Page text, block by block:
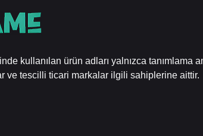
kullanılan ürün adları yalnızca tanımlama
ve tescilli ticari markalar ilgili sahiplerine aittir.